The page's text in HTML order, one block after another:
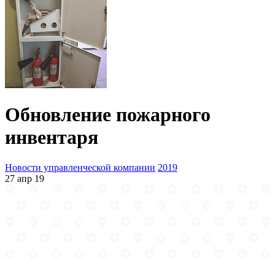
Обновление пожарного
инвентаря
Новости управленческой компании 2019
27 апр 19